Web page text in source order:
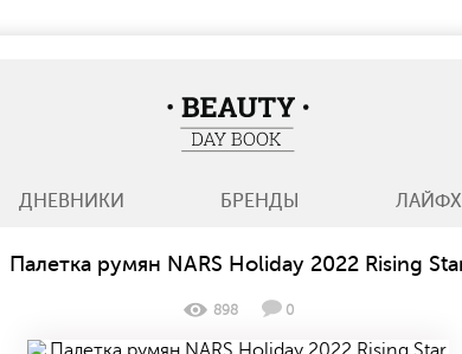
ДНЕВНИКИ БРЕНДЫ
BeautyDayBook
Палетка румян NARS Holiday 2022 Rising
898 0